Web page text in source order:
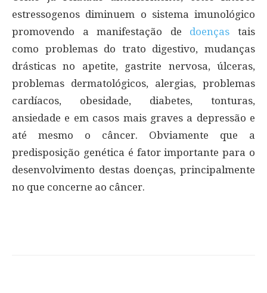
estressogenos diminuem o sistema imunológico
promovendo a manifestação de doenças tais
como problemas do trato digestivo, mudanças
drásticas no apetite, gastrite nervosa, úlceras,
problemas dermatológicos, alergias, problemas
cardíacos, obesidade, diabetes, tonturas,
ansiedade e em casos mais graves a depressão e
até mesmo o câncer. Obviamente que a
predisposição genética é fator importante para o
desenvolvimento destas doenças, principalmente
no que concerne ao câncer.